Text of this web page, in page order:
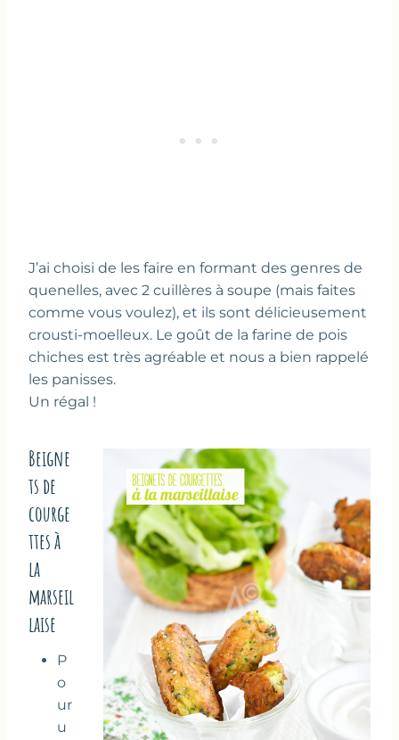
J’ai choisi de les faire en formant des genres de
quenelles, avec 2 cuillères à soupe (mais faites
comme vous voulez), et ils sont délicieusement
crousti-moelleux. Le goût de la farine de pois
chiches est très agréable et nous a bien rappelé
les panisses.
Un régal !
Beigne
ts de
courge
ttes à
la
marseil
laise
P
o
ur
u